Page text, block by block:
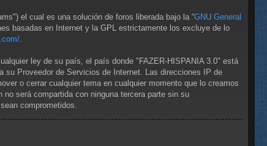
el cual es una solución de foros liberada bajo la “GNU General
basadas en Internet y la GPL estrictamente los excluye de lo
ley de su país, el país donde "FAZER-HISPANIA 3.0" está
su Proveedor de Servicios de Internet. Las direcciones IP de
o cerrar cualquier tema en cualquier momento que lo creamos
será compartida con ninguna tercera parte sin su
comprometidos.